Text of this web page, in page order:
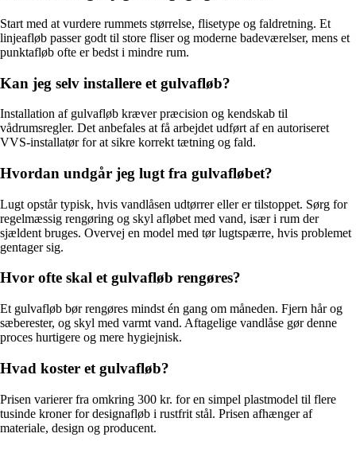
Start med at vurdere rummets størrelse, flisetype og faldretning. Et
linjeafløb passer godt til store fliser og moderne badeværelser, mens et
punktafløb ofte er bedst i mindre rum.
Kan jeg selv installere et gulvafløb?
Installation af gulvafløb kræver præcision og kendskab til
vådrumsregler. Det anbefales at få arbejdet udført af en autoriseret
VVS-installatør for at sikre korrekt tætning og fald.
Hvordan undgår jeg lugt fra gulvafløbet?
Lugt opstår typisk, hvis vandlåsen udtørrer eller er tilstoppet. Sørg for
regelmæssig rengøring og skyl afløbet med vand, især i rum der
sjældent bruges. Overvej en model med tør lugtspærre, hvis problemet
gentager sig.
Hvor ofte skal et gulvafløb rengøres?
Et gulvafløb bør rengøres mindst én gang om måneden. Fjern hår og
sæberester, og skyl med varmt vand. Aftagelige vandlåse gør denne
proces hurtigere og mere hygiejnisk.
Hvad koster et gulvafløb?
Prisen varierer fra omkring 300 kr. for en simpel plastmodel til flere
tusinde kroner for designafløb i rustfrit stål. Prisen afhænger af
materiale, design og producent.